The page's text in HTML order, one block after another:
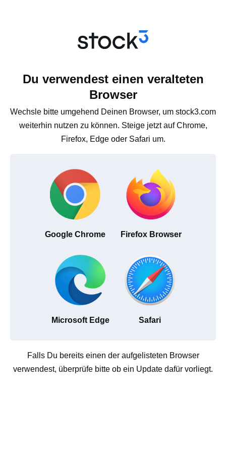
Du verwendest einen veralteten
Browser
Wechsle bitte umgehend Deinen Browser, um stock3.com
weiterhin nutzen zu können. Steige jetzt auf Chrome,
Firefox, Edge oder Safari um.
Google Chrome Firefox Browser
Microsoft Edge Safari
Falls Du bereits einen der aufgelisteten Browser
verwendest, überprüfe bitte ob ein Update dafür vorliegt.